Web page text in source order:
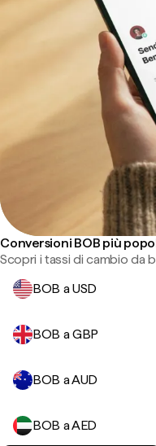
Conversioni BOB più
Scopri i tassi di cambio da
BOB a USD
BOB a GBP
BOB a AUD
BOB a AED